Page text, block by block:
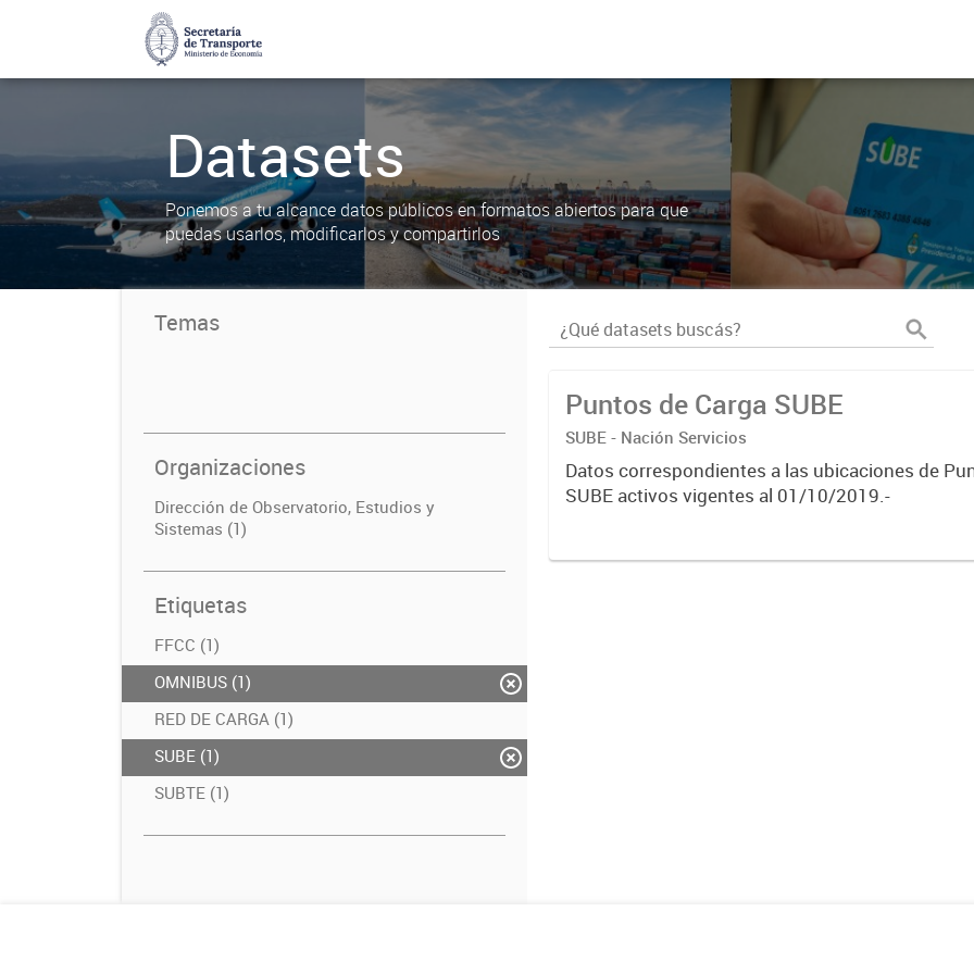
Datasets
Ponemos a tu alcance datos públicos en formatos abiertos para que
puedas usarlos, modificarlos y compartirlos
Temas
Organizaciones
Dirección de Observatorio, Estudios y
Sistemas (1)
Etiquetas
FFCC (1)
OMNIBUS (1)
RED DE CARGA (1)
SUBE (1)
SUBTE (1)
Puntos de Carga SUBE
SUBE - Nación Servicios
Datos correspondientes a las ubicaciones de
SUBE activos vigentes al 01/10/2019.-